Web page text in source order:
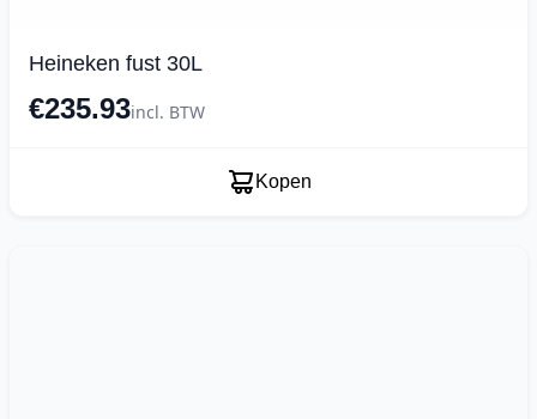
Heineken fust 30L
€235.93incl. BTW
Kopen